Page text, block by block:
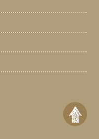
？(10) 好きな曲は？(7)
？(1) 好きな車は？(5)
としたら？(9)